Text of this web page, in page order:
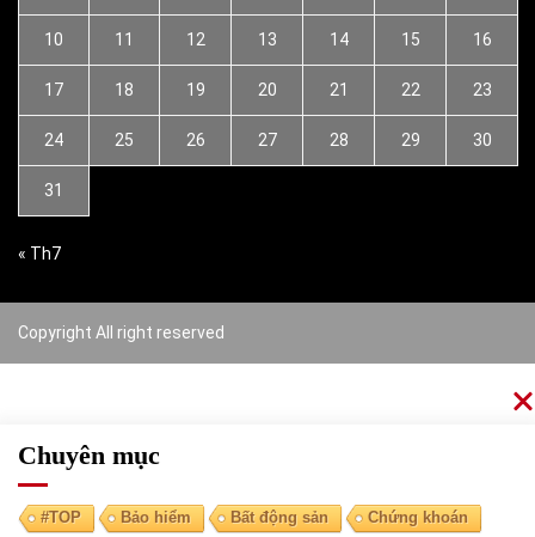
10 11 12 13 14 15 16
17 18 19 20 21 22 23
24 25 26 27 28 29 30
31
« Th7
Copyright All right reserved
Chuyên mục
#TOP Bảo hiểm Bất động sản Chứng khoán